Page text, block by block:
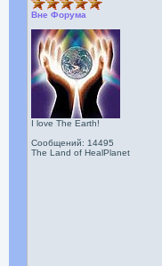
Вне Форума
I love The Earth!
Сообщений: 14495
The Land of HealPlanet